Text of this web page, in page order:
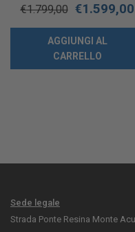
€1.799,00 €1.599,00
AGGIUNGI AL
CARRELLO
Sede legale
Strada Ponte Resina Monte